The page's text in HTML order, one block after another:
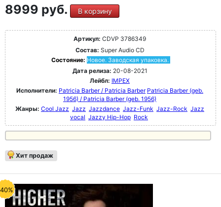
8999 руб. В корзину
Артикул: CDVP 3786349
Состав: Super Audio CD
Состояние: Новое. Заводская упаковка.
Дата релиза: 20-08-2021
Лейбл: IMPEX
Исполнители: Patricia Barber / Patricia Barber Patricia Barber (geb.
1956) / Patricia Barber (geb. 1956)
Жанры: Cool Jazz Jazz Jazzdance Jazz-Funk Jazz-Rock Jazz
vocal Jazzy Hip-Hop Rock
Хит продаж